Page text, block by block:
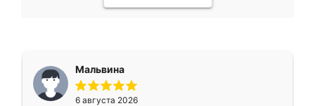
Мальвина
6 августа 2026